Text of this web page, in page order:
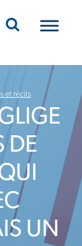
et récits
DE
UN